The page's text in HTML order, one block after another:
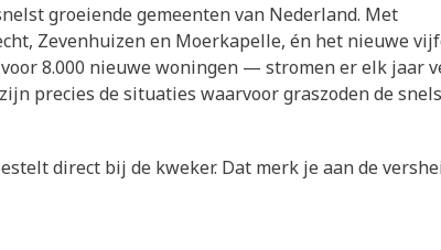
groeiende gemeenten van Nederland. Met
Zevenhuizen en Moerkapelle, én het nieuwe
8.000 nieuwe woningen — stromen er elk jaar
precies de situaties waarvoor graszoden de
direct bij de kweker. Dat merk je aan de